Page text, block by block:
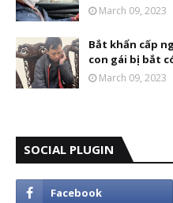
March 09, 2023
Bắt khẩn cấp
con gái bị bắt
March 09, 2023
SOCIAL PLUGIN